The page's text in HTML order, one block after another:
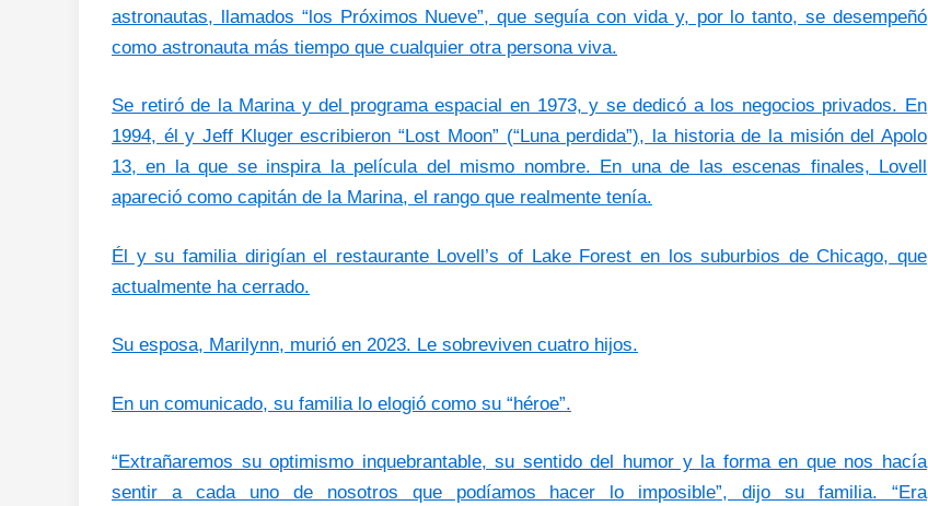
astronautas, llamados “los Próximos Nueve”, que seguía con vida y, por lo tanto, se desempeñó
como astronauta más tiempo que cualquier otra persona viva.
Se retiró de la Marina y del programa espacial en 1973, y se dedicó a los negocios privados. En
1994, él y Jeff Kluger escribieron “Lost Moon” (“Luna perdida”), la historia de la misión del Apolo
13, en la que se inspira la película del mismo nombre. En una de las escenas finales, Lovell
apareció como capitán de la Marina, el rango que realmente tenía.
Él y su familia dirigían el restaurante Lovell’s of Lake Forest en los suburbios de Chicago, que
actualmente ha cerrado.
Su esposa, Marilynn, murió en 2023. Le sobreviven cuatro hijos.
En un comunicado, su familia lo elogió como su “héroe”.
“Extrañaremos su optimismo inquebrantable, su sentido del humor y la forma en que nos hacía
sentir a cada uno de nosotros que podíamos hacer lo imposible”, dijo su familia. “Era